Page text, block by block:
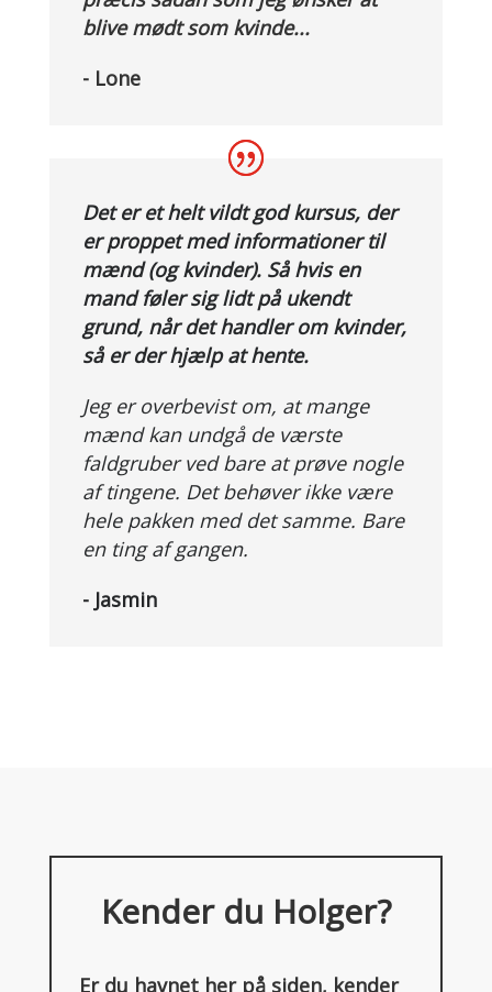
blive mødt som kvinde...
- Lone
Det er et helt vildt god kursus, der
er proppet med informationer til
mænd (og kvinder). Så hvis en
mand føler sig lidt på ukendt
grund, når det handler om kvinder,
så er der hjælp at hente.
Jeg er overbevist om, at mange
mænd kan undgå de værste
faldgruber ved bare at prøve nogle
af tingene. Det behøver ikke være
hele pakken med det samme. Bare
en ting af gangen.
- Jasmin
Kender du Holger?
Er du havnet her på siden, kender